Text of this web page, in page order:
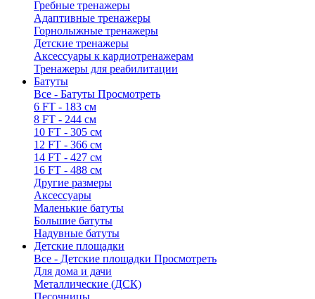
Гребные тренажеры
Адаптивные тренажеры
Горнолыжные тренажеры
Детские тренажеры
Аксессуары к кардиотренажерам
Тренажеры для реабилитации
Батуты
Все - Батуты Просмотреть
6 FT - 183 см
8 FT - 244 см
10 FT - 305 см
12 FT - 366 см
14 FT - 427 см
16 FT - 488 см
Другие размеры
Аксессуары
Маленькие батуты
Большие батуты
Надувные батуты
Детские площадки
Все - Детские площадки Просмотреть
Для дома и дачи
Металлические (ДСК)
Песочницы